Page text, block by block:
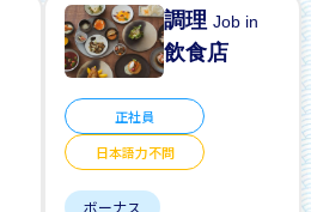
調理Job in
飲食店
正社員
日本語力不問
ボーナス